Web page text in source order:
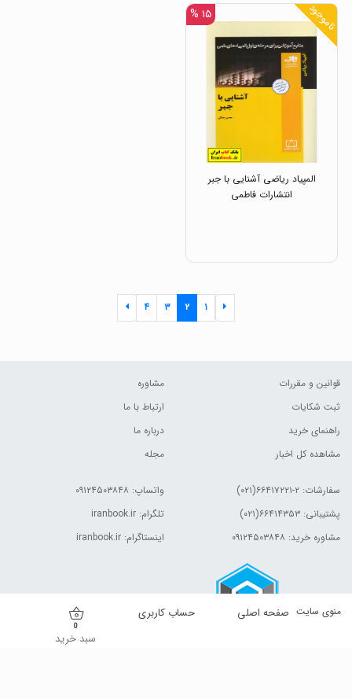
صفحه اصلی منوی سایت حساب کاربری
0
سبد خرید
ناموجود ۱۵ %
المپیاد ریاضی آشنایی با جبر
انتشارات فاطمی
۱ ۲ ۳ ۴
قوانین و مقررات
ثبت شکایات
راهنمای خرید
مشاهده کل اخبار
مشاوره
ارتباط با ما
درباره ما
مجله
سفارشات: ۲-۶۶۴۱۷۲۲۱(۰۲۱)
پشتیبانی: ۶۶۴۱۴۳۵۳(۰۲۱)
مشاوره خرید: ۰۹۱۲۴۵۰۳۸۴۸
واتساپ: ۰۹۱۲۴۵۰۳۸۴۸
تلگرام: iranbook.ir
اینستاگرام: iranbook.ir